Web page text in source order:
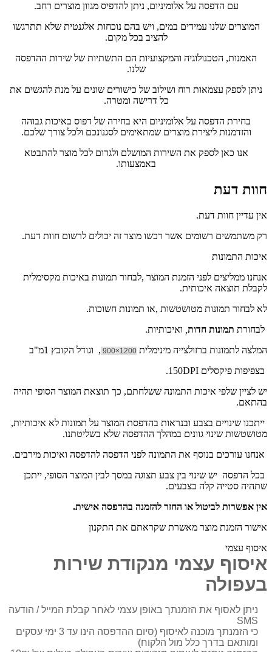
עם הדפסה על אלומיניום, ניתן להדפיס מגוון מוצרים רחב.
המוצרים שלנו עמידים במים, ויש בהם נוכחות אלגנטית שלא תתרגשו
להציב בכל מקום.
האמנות, הטכנולוגיה והמקצועיות הם התשתיות של שירות ההדפסה
שלנו.
ניתן לספק עצמאות רוח ושילוב של כישורים שונים על מנת להגשים את
כל דרישה ומטרה.
בחירת הדפסה על אלומיניום היא בחירה של דפוס באיכות גבוהה
והזדמנות ליצירת מוצרים שמתאימים לסגנונכם ולכל צורך שלכם.
אנו כאן לספק את השירות המושלם ולגרום לכל מוצר להתבטא
באמצעותו.
חוות דעת
אין עדיין חוות דעת.
רק משתמשים רשומים אשר רכשו מוצר זה יכולים לרשום חוות דעת.
איכות התמונות
אנחנו ממליצים לפני הזמנת המוצר ,לבחור תמונות באיכות מקסימלית
לקבלת תוצאה איכותית.
לא לבחור תמונות מטושטשות ,או תמונות חשוכות.
לבחורת תמונות חדות ואיכותיות.
המלצה לתמונות ברזולצייה מינימלית 1200×900
, וגודל הקובץ 1מ"ב
בצפיפות פיקסלים 150DPI.
יש לציין שלפי איכות התמונה ששלחתם, כך תוצאת המוצר הסופי תהיה
בהתאם.
ייתכנו שינויים בצבע ובנראות בהדפסת המוצר על תמונות לא איכותיות,
מטושטשות שינוי גוונים במהלך ההדפסה שלא בשליטתנו.
אנחנו עורכים בנוסף את התמונה לפני הדפסה להדפסה ואיכות מירבים.
בכל הדפסה יש שינוי בין צבע תצוגה במסך לבין המוצר הסופי, ייתכן
שתהיה סטייה קלה בצבעים.
אין אפשרות לביטול או החזר להזמנה בהדפסה אישית.
אישור הזמנת מוצר מאשרת שקראתם את התקנון
איסוף עצמי
איסוף עצמי מנקודת שירות
בעפולה
ניתן לאסוף את הזמנתך באופן עצמי לאחר קבלת המייל / הודעה
SMS
כי הזמנתך מוכנה לאיסוף (סיום ההדפסה הינו עד 3 ימי עסקים
ומותאם בדרך כלל מול הלקוח)